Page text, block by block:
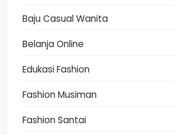
Baju Casual Wanita
Belanja Online
Edukasi Fashion
Fashion Musiman
Fashion Santai